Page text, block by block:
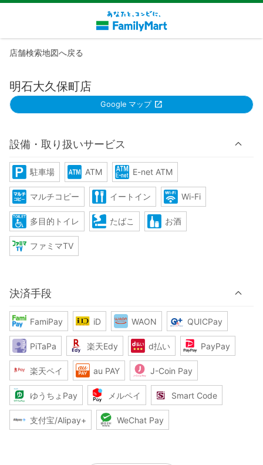
店舗検索地図へ戻る
明石大久保町店
Google マップ
設備・取り扱いサービス
駐車場 ATM E-net ATM
マルチコピー イートイン Wi-Fi
多目的トイレ たばこ お酒
ファミマTV
決済手段
FamiPay iD WAON QUICPay
PiTaPa 楽天Edy d払い PayPay
楽天ペイ au PAY J-Coin Pay
ゆうちょPay メルペイ Smart Code
支付宝/Alipay+ WeChat Pay